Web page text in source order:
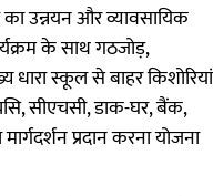
उन्नयन और व्यावसायिक
के साथ गठजोड़,
धारा स्कूल से बाहर किशोरियां
सीएचसी, डाक-घर, बैंक,
प्रदान करना योजना